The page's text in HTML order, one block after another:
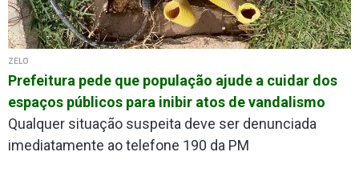
ZELO
Prefeitura pede que população ajude a cuidar dos
espaços públicos para inibir atos de vandalismo
Qualquer situação suspeita deve ser denunciada
imediatamente ao telefone 190 da PM